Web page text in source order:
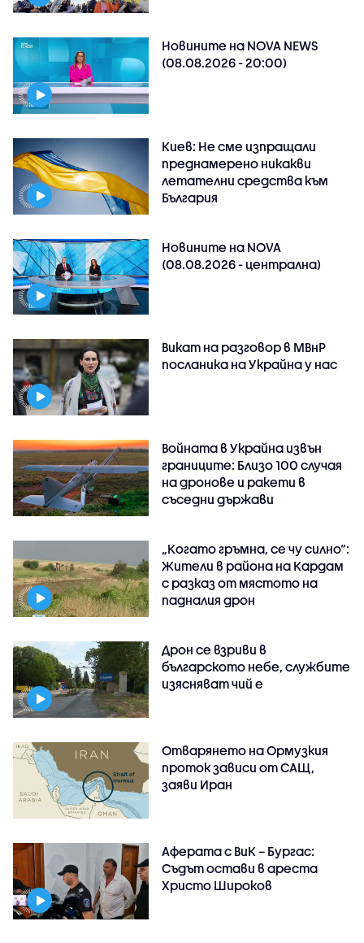
Новините на NOVA NEWS
(08.08.2026 - 20:00)
Киев: Не сме изпращали
преднамерено никакви
летателни средства към
България
Новините на NOVA
(08.08.2026 - централна)
Викат на разговор в МВнР
посланика на Украйна у нас
Войната в Украйна извън
границите: Близо 100 случая
на дронове и ракети в
съседни държави
„Когато гръмна, се чу силно“:
Жители в района на Кардам
с разказ от мястото на
падналия дрон
Дрон се взриви в
българското небе, службите
изясняват чий е
Отварянето на Ормузкия
проток зависи от САЩ,
заяви Иран
Аферата с ВиК – Бургас:
Съдът остави в ареста
Христо Широков